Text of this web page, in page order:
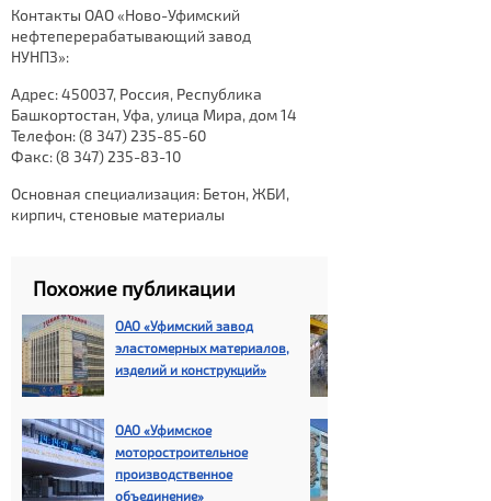
Контакты ОАО «Ново-Уфимский
нефтеперерабатывающий завод
НУНПЗ»:
Адрес: 450037, Россия, Республика
Башкортостан, Уфа, улица Мира, дом 14
Телефон: (8 347) 235-85-60
Факс: (8 347) 235-83-10
Основная специализация: Бетон, ЖБИ,
кирпич, стеновые материалы
Похожие публикации
ОАО «Уфимский завод
эластомерных материалов,
изделий и конструкций»
ОАО «Уфимское
моторостроительное
производственное
объединение»